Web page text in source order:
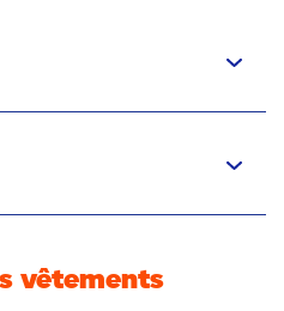
vêtements